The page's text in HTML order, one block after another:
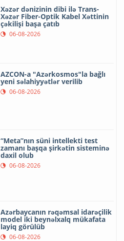
Xəzər dənizinin dibi ilə Trans-
Xəzər Fiber-Optik Kabel Xəttinin
çəkilişi başa çatıb
06-08-2026
AZCON-a "Azərkosmos"la bağlı
yeni səlahiyyətlər verilib
06-08-2026
“Meta”nın süni intellekti test
zamanı başqa şirkətin sisteminə
daxil olub
06-08-2026
Azərbaycanın rəqəmsal idarəçilik
model iki beynəlxalq mükafata
layiq görülüb
06-08-2026